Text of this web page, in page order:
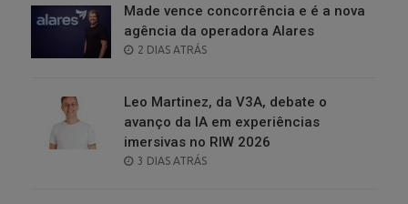
Made vence concorrência e é a nova
agência da operadora Alares
POSTED
2 DIAS ATRÁS
Leo Martinez, da V3A, debate o
avanço da IA em experiências
imersivas no RIW 2026
POSTED
3 DIAS ATRÁS